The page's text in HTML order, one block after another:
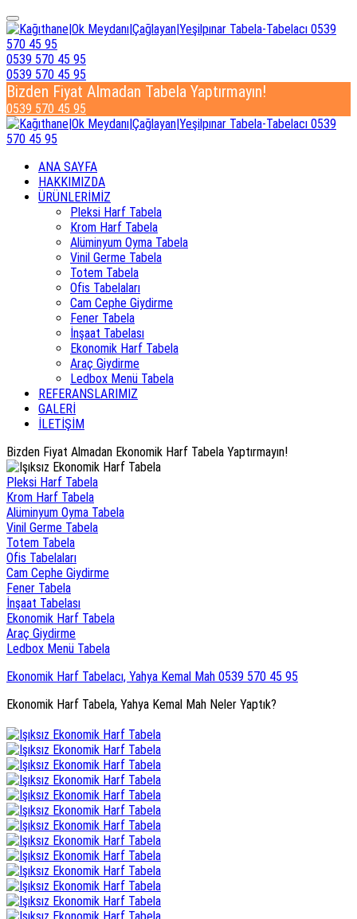
0539 570 45 95
0539 570 45 95
Bizden Fiyat Almadan Tabela Yaptırmayın!
0539 570 45 95
ANA SAYFA
HAKKIMIZDA
ÜRÜNLERİMİZ
Pleksi Harf Tabela
Krom Harf Tabela
Alüminyum Oyma Tabela
Vinil Germe Tabela
Totem Tabela
Ofis Tabelaları
Cam Cephe Giydirme
Fener Tabela
İnşaat Tabelası
Ekonomik Harf Tabela
Araç Giydirme
Ledbox Menü Tabela
REFERANSLARIMIZ
GALERİ
İLETİŞİM
Bizden Fiyat Almadan Ekonomik Harf Tabela Yaptırmayın!
Pleksi Harf Tabela
Krom Harf Tabela
Alüminyum Oyma Tabela
Vinil Germe Tabela
Totem Tabela
Ofis Tabelaları
Cam Cephe Giydirme
Fener Tabela
İnşaat Tabelası
Ekonomik Harf Tabela
Araç Giydirme
Ledbox Menü Tabela
Ekonomik Harf Tabelacı, Yahya Kemal Mah 0539 570 45 95
Ekonomik Harf Tabela, Yahya Kemal Mah Neler Yaptık?